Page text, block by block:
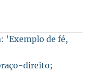
'Exemplo de fé,
direito;